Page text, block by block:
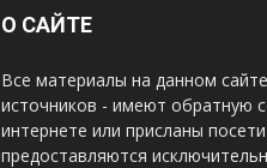
О САЙТЕ
Все материалы на данном
источников - имеют обратную
интернете или присланы
предоставляются